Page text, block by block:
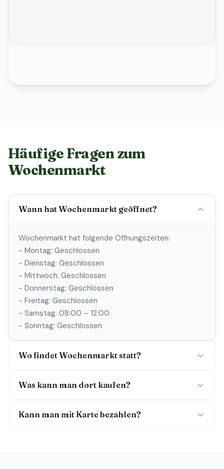
Häufige Fragen zum
Wochenmarkt
Wann hat Wochenmarkt geöffnet?
Wochenmarkt hat folgende Öffnungszeiten:
- Montag: Geschlossen
- Dienstag: Geschlossen
- Mittwoch: Geschlossen
- Donnerstag: Geschlossen
- Freitag: Geschlossen
- Samstag: 08:00 – 12:00
- Sonntag: Geschlossen
Wo findet Wochenmarkt statt?
Was kann man dort kaufen?
Kann man mit Karte bezahlen?